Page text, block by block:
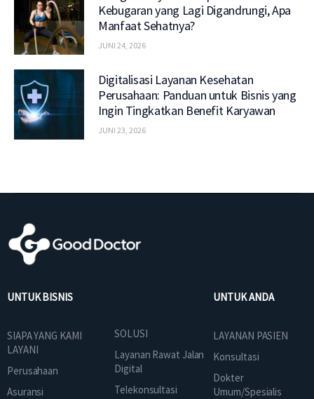
Kebugaran yang Lagi Digandrungi, Apa
Manfaat Sehatnya?
JUNI 24, 2026
Digitalisasi Layanan Kesehatan
Perusahaan: Panduan untuk Bisnis yang
Ingin Tingkatkan Benefit Karyawan
JUNI 23, 2026
UNTUK BISNIS
SIAPA YANG KAMI
LAYANI
Perusahaan
Asuransi
SOLUSI
Layanan Rawat Jalan
Digital
Telekonsultasi
UNTUK ANDA
LAYANAN PASIEN
Konsultasi
Dokter
Umum/Spesialis